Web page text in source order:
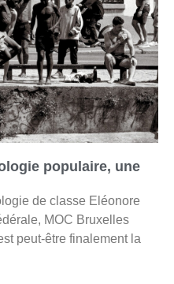
populaire, une
de classe Eléonore
MOC Bruxelles
peut-être finalement la